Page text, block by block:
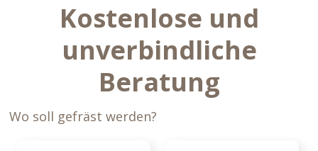
Kostenlose und
unverbindliche
Beratung
Wo soll gefräst werden?